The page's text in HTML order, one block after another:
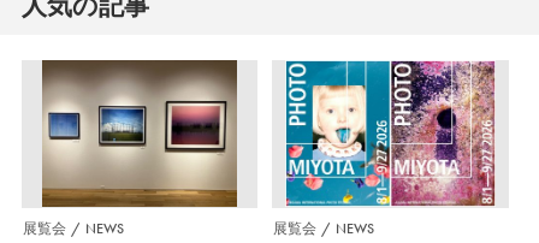
展覧会 NEWS 展覧会 NEWS